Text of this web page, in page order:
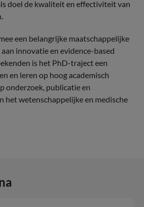
doel de kwaliteit en effectiviteit van
een belangrijke maatschappelijke
innovatie en evidence-based
is het PhD-traject een
en leren op hoog academisch
onderzoek, publicatie en
het wetenschappelijke en medische